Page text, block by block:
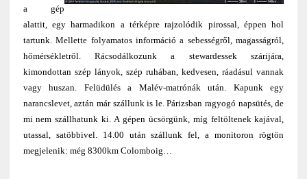
a gép
alattit, egy harmadikon a térképre rajzolódik pirossal, éppen hol
tartunk. Mellette folyamatos információ a sebességről, magasságról,
hőmérsékletről. Rácsodálkozunk a stewardessek szárijára,
kimondottan szép lányok, szép ruhában, kedvesen, ráadásul vannak
vagy huszan. Felüdülés a Malév-matrónák után. Kapunk egy
narancslevet, aztán már szállunk is le. Párizsban ragyogó napsütés, de
mi nem szállhatunk ki. A gépen ücsörgünk, míg feltöltenek kajával,
utassal, satöbbivel. 14.00 után szállunk fel, a monitoron rögtön
megjelenik: még 8300km Colomboig…